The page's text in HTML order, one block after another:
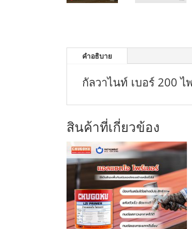
คำอธิบาย
กัลวาไนท์ เบอร์ 200 ไ
สินค้าที่เกี่ยวข้อง